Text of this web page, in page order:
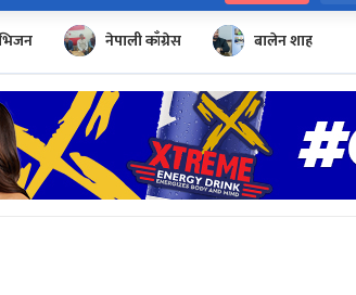
नेपाली काँग्रेस बालेन शाह